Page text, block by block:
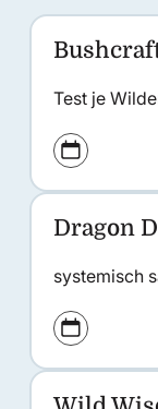
Test je
Dragon
systemisch